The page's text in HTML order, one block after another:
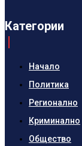
Категории
Начало
Политика
Регионално
Криминално
Общество